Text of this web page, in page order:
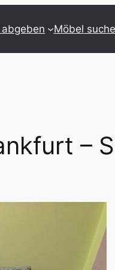
Möbel
–